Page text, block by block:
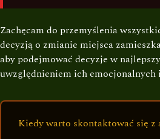
Zachęcam do przemyślenia
decyzją o zmianie miejsca
aby podejmować decyzje w
uwzględnieniem ich emocjonalnych
Kiedy warto skontaktować się z